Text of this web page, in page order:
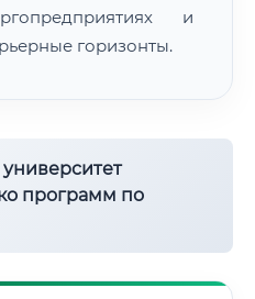
и
горизонты.
программ по